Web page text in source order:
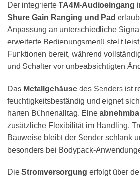
Der integrierte TA4M-Audioeingang
Shure Gain Ranging und Pad
Anpassung an unterschiedliche
erweiterte Bedienungsmenü stellt
Funktionen bereit, während
und Schalter vor unbeabsichtigten
Das Metallgehäuse des Senders ist
feuchtigkeitsbeständig und eignet
harten Bühnenalltag. Eine
zusätzliche Flexibilität im Handling.
Bauweise bleibt der Sender schlank
besonders bei Bodypack-
Die Stromversorgung erfolgt über